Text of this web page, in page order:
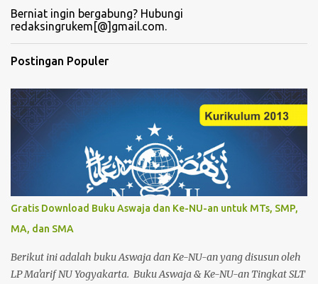
Berniat ingin bergabung? Hubungi
redaksingrukem[@]gmail.com.
Postingan Populer
Gratis Download Buku Aswaja dan Ke-NU-an untuk MTs, SMP,
MA, dan SMA
Berikut ini adalah buku Aswaja dan Ke-NU-an yang disusun oleh
LP Ma'arif NU Yogyakarta. Buku Aswaja & Ke-NU-an Tingkat SLT